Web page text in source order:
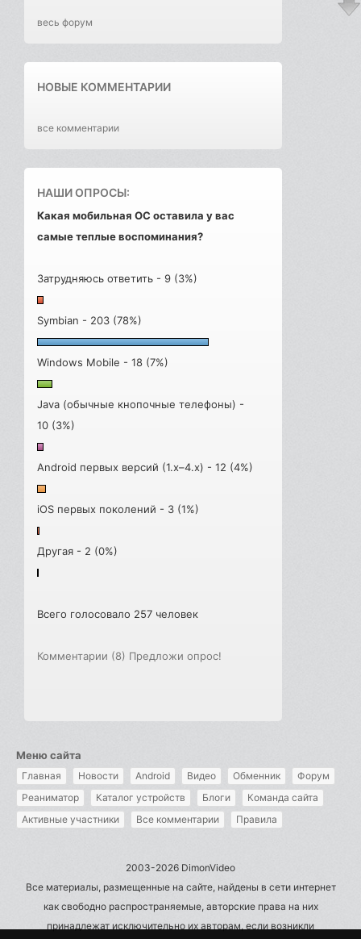
весь форум
НОВЫЕ КОММЕНТАРИИ
все комментарии
НАШИ ОПРОСЫ:
Какая мобильная ОС оставила у вас
самые теплые воспоминания?
Затрудняюсь ответить - 9 (3%)
Symbian - 203 (78%)
Windows Mobile - 18 (7%)
Java (обычные кнопочные телефоны) -
10 (3%)
Android первых версий (1.x–4.x) - 12 (4%)
iOS первых поколений - 3 (1%)
Другая - 2 (0%)
Всего голосовало 257 человек
Комментарии (8) Предложи опрос!
Меню сайта
Главная Новости Android Видео Обменник
Форум
Реаниматор
Каталог устройств Блоги
Команда сайта
Активные участники
Все комментарии Правила
2003-2026 DimonVideo
Все материалы, размещенные на сайте, найдены в сети интернет
как свободно распространяемые, авторские права на них
принадлежат исключительно их авторам, если возникли